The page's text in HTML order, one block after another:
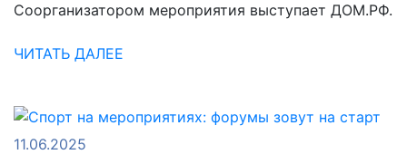
Соорганизатором мероприятия выступает ДОМ.РФ.
ЧИТАТЬ ДАЛЕЕ
11.06.2025